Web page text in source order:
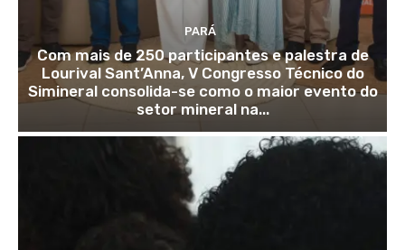
PARÁ
Com mais de 250 participantes e palestra de
Lourival Sant’Anna, V Congresso Técnico do
Simineral consolida-se como o maior evento do
setor mineral na...